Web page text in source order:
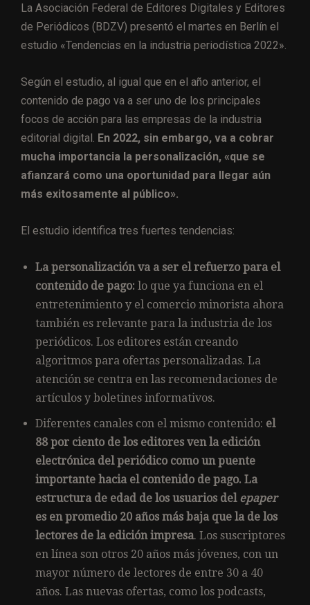
La Asociación Federal de Editores Digitales y Editores
de Periódicos (BDZV) presentó el martes en Berlín el
estudio «Tendencias en la industria periodística 2022».
Según el estudio, al igual que en el año anterior, el
contenido de pago va a ser uno de los principales
focos de acción para las empresas de la industria
editorial digital. En 2022, sin embargo, va a cobrar
mucha importancia la personalización, «que se
afianzará como una oportunidad para llegar aún
más exitosamente al público».
El estudio identifica tres fuertes tendencias:
La personalización va a ser el refuerzo para el
contenido de pago: lo que ya funciona en el
entretenimiento y el comercio minorista ahora
también es relevante para la industria de los
periódicos. Los editores están creando
algoritmos para ofertas personalizadas. La
atención se centra en las recomendaciones de
artículos y boletines informativos.
Diferentes canales con el mismo contenido: el
88 por ciento de los editores ven la edición
electrónica del periódico como un puente
importante hacia el contenido de pago. La
estructura de edad de los usuarios del epaper
es en promedio 20 años más baja que la de los
lectores de la edición impresa. Los suscriptores
en línea son otros 20 años más jóvenes, con un
mayor número de lectores de entre 30 a 40
años. Las nuevas ofertas, como los podcasts,